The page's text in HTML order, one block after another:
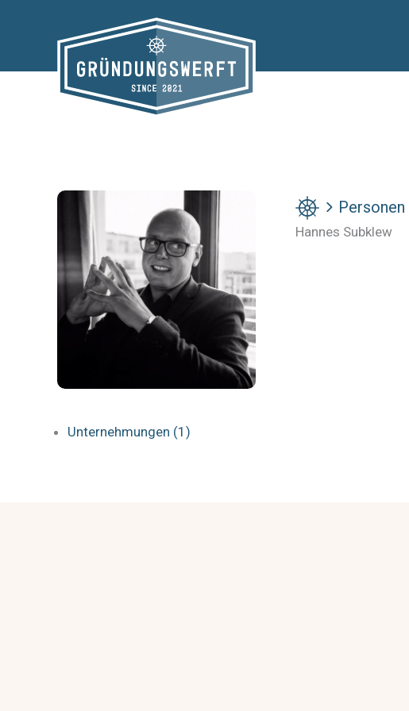
Unternehmungen (1)
Personen
Hannes Subklew